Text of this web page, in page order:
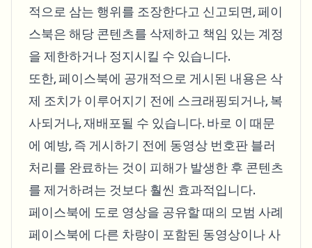
적으로 삼는 행위를 조장한다고 신고되면, 페이
스북은 해당 콘텐츠를 삭제하고 책임 있는 계정
을 제한하거나 정지시킬 수 있습니다.
또한, 페이스북에 공개적으로 게시된 내용은 삭
제 조치가 이루어지기 전에 스크래핑되거나, 복
사되거나, 재배포될 수 있습니다. 바로 이 때문
에 예방, 즉 게시하기 전에 동영상 번호판 블러
처리를 완료하는 것이 피해가 발생한 후 콘텐츠
를 제거하려는 것보다 훨씬 효과적입니다.
페이스북에 도로 영상을 공유할 때의 모범 사례
페이스북에 다른 차량이 포함된 동영상이나 사